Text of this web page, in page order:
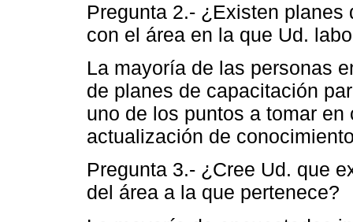
Pregunta 2.- ¿Existen
con el área en la que Ud.
La mayoría de las personas
de planes de capacitación
uno de los puntos a tomar
actualización de
Pregunta 3.- ¿Cree Ud. que
del área a la que pertenece?